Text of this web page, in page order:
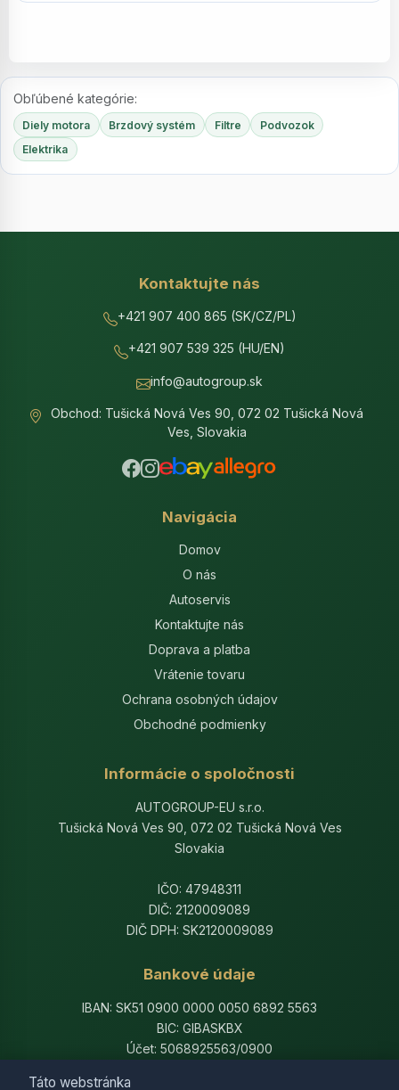
Táto webstránka
Obľúbené kategórie:
Diely motora Brzdový systém Filtre
Podvozok
Elektrika
Kontaktujte nás
+421 907 400 865 (SK/CZ/PL)
+421 907 539 325 (HU/EN)
info@autogroup.sk
Obchod: Tušická Nová Ves 90, 072 02 Tušická Nová
Ves, Slovakia
Navigácia
Domov
O nás
Autoservis
Kontaktujte nás
Doprava a platba
Vrátenie tovaru
Ochrana osobných údajov
Obchodné podmienky
Informácie o spoločnosti
AUTOGROUP-EU s.r.o.
Tušická Nová Ves 90, 072 02 Tušická Nová Ves
Slovakia
IČO: 47948311
DIČ: 2120009089
DIČ DPH: SK2120009089
Bankové údaje
IBAN: SK51 0900 0000 0050 6892 5563
BIC: GIBASKBX
Účet: 5068925563/0900